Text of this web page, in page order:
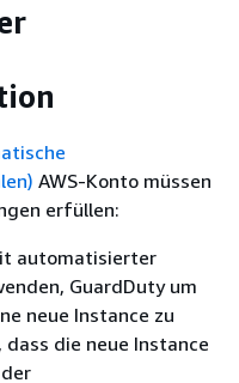
AWS-Konto müssen
erfüllen:
automatisierter
GuardDuty um
neue Instance zu
die neue Instance